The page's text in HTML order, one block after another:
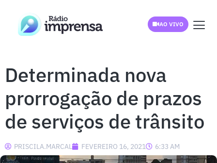
AO VIVO
Determinada nova
prorrogação de prazos
de serviços de trânsito
PRISCILA.MARCAL FEVEREIRO 16, 2021 6:33 AM